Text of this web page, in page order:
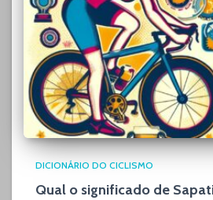
DICIONÁRIO DO CICLISMO
Qual o significado de